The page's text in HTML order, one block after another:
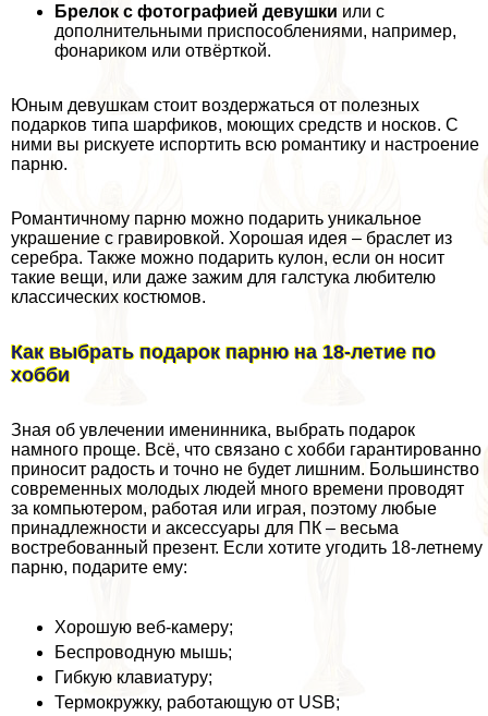
Брелок с фотографией дeвyшки или с
дополнительными приспособлениями, например,
фонариком или отвёрткой.
Юным дeвyшкам стоит воздержаться от полезных
подарков типа шарфиков, моющих средств и носков. С
ними вы рискуете испортить всю романтику и настроение
парню.
Романтичному парню можно подарить уникальное
украшение с гравировкой. Хорошая идея – браслет из
серебра. Также можно подарить кулон, если он носит
такие вещи, или даже зажим для галстука любителю
классических костюмов.
Как выбрать подарок парню на 18-летие по
хобби
Зная об увлечении именинника, выбрать подарок
намного проще. Всё, что связано с хобби гарантированно
приносит радость и точно не будет лишним. Большинство
современных молодых людей много времени проводят
за компьютером, работая или играя, поэтому любые
принадлежности и аксессуары для ПК – весьма
востребованный презент. Если хотите угодить 18-летнему
парню, подарите ему:
Хорошую веб-камеру;
Беспроводную мышь;
Гибкую клавиатуру;
Термокружку, работающую от USB;